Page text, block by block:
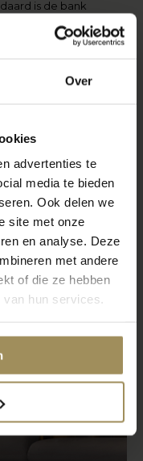
Over
advertenties te
media te bieden
Ook delen we
site met onze
en analyse. Deze
met andere
of die ze hebben
hun services.
is de bank
is ook een
varianten. Laat je
van